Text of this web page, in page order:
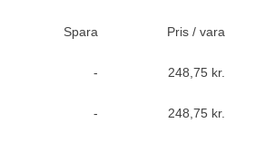
Spara Pris / vara
- 248,75 kr.
- 248,75 kr.